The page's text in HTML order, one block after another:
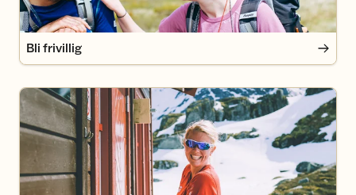
Bli frivillig
Bli medlem